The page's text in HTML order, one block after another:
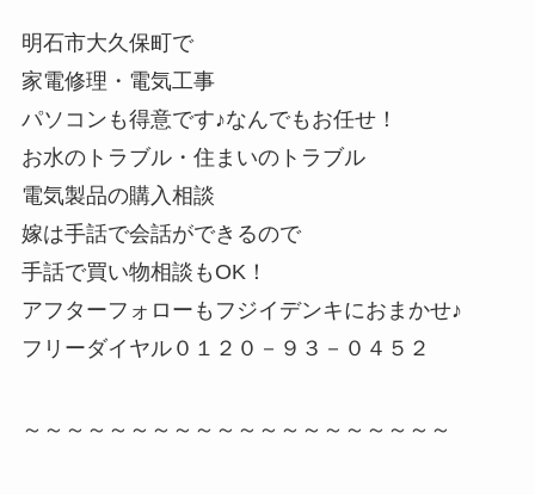
明石市大久保町で
家電修理・電気工事
パソコンも得意です♪なんでもお任せ！
お水のトラブル・住まいのトラブル
電気製品の購入相談
嫁は手話で会話ができるので
手話で買い物相談もOK！
アフターフォローもフジイデンキにおまかせ♪
フリーダイヤル０１２０－９３－０４５２
～～～～～～～～～～～～～～～～～～～～